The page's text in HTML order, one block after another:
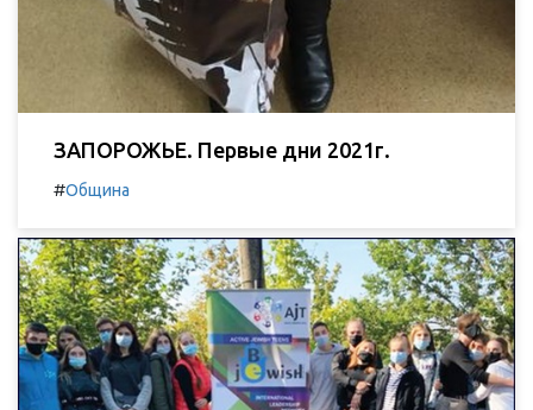
ЗАПОРОЖЬЕ. Первые дни 2021г.
#Община